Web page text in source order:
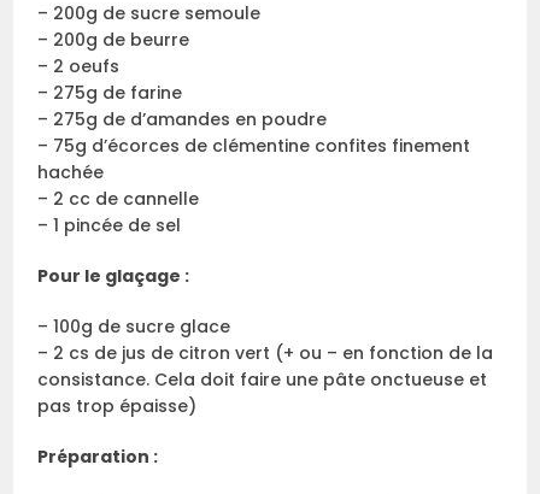
– 200g de sucre semoule
– 200g de beurre
– 2 oeufs
– 275g de farine
– 275g de d’amandes en poudre
– 75g d’écorces de clémentine confites finement
hachée
– 2 cc de cannelle
– 1 pincée de sel
Pour le glaçage :
– 100g de sucre glace
– 2 cs de jus de citron vert (+ ou – en fonction de la
consistance. Cela doit faire une pâte onctueuse et
pas trop épaisse)
Préparation :